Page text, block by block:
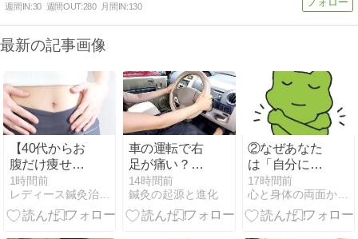
週間IN:30 週間OUT:280 月間IN:130
最新の記事画像
【40代からお
腹だけ痩せな
い理由】ぽっ
こりお腹の原
因と対策｜女
1時間前
レディース鍼灸治療院Sisのブログ
車の運転で右
足が痛い？原
因と今すぐで
きる対策
14時間前
鍼灸の起源と進化
②なぜあなた
は「自分には
価値がない」
と思ってしま
うのか？
17時間前
心と身体の両面から問題解決